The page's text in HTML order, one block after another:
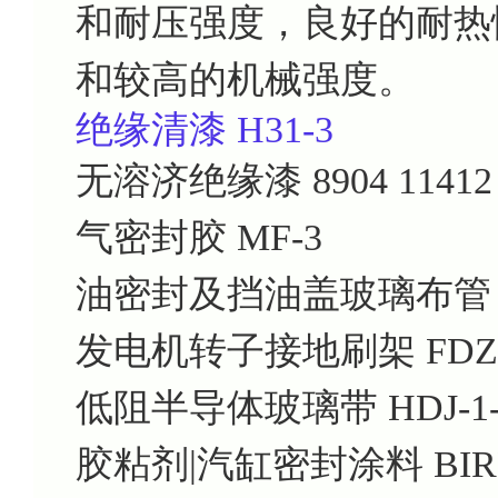
和耐压强度，良好的耐
和较高的机械强度。
绝缘清漆 H31-3
无溶济绝缘漆 8904 11412
气密封胶 MF-3
油密封及挡油盖玻璃布管
发电机转子接地刷架
低阻半导体玻璃带 HDJ-
胶粘剂|汽缸密封涂料